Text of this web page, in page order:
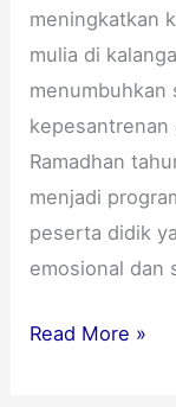
meningkatkan
mulia di
menumbuhkan
kepesantrenan
Ramadhan
menjadi
peserta didik
emosional dan
Read More »